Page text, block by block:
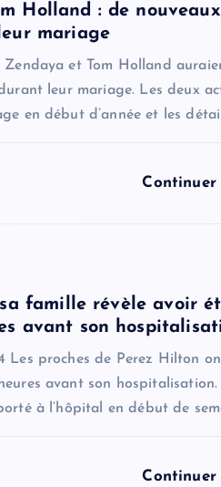
Holland : de
mariage
Zendaya et Tom Holland
leur mariage. Les deux
en début d’année et les
famille révèle avoir
avant son
Les proches de Perez Hilton
avant son
à l’hôpital en début de